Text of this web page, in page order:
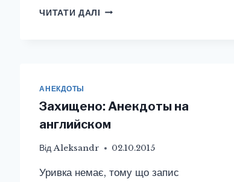
ЧИТАТИ ДАЛІ ЗАХИЩЕНО:
АНЕКДОТЫ
Захищено: Анекдоты на
английском
Від Aleksandr 02.10.2015
Уривка немає, тому що запис